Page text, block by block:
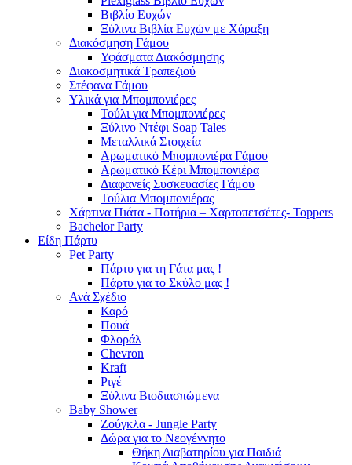
Βιβλίο Ευχών
Ξύλινα Βιβλία Ευχών με Χάραξη
Διακόσμηση Γάμου
Υφάσματα Διακόσμησης
Διακοσμητικά Τραπεζιού
Στέφανα Γάμου
Υλικά για Μπομπονιέρες
Τούλι για Μπομπονιέρες
Ξύλινο Ντέφι Soap Tales
Μεταλλικά Στοιχεία
Αρωματικό Μπομπονιέρα Γάμου
Αρωματικό Κέρι Μπομπονιέρα
Διαφανείς Συσκευασίες Γάμου
Τούλια Μπομπονιέρας
Χάρτινα Πιάτα - Ποτήρια – Χαρτοπετσέτες- Toppers
Bachelor Party
Είδη Πάρτυ
Pet Party
Πάρτυ για τη Γάτα μας !
Πάρτυ για το Σκύλο μας !
Ανά Σχέδιο
Καρό
Πουά
Φλοράλ
Chevron
Kraft
Ριγέ
Ξύλινα Βιοδιασπώμενα
Baby Shower
Ζούγκλα - Jungle Party
Δώρα για το Νεογέννητο
Θήκη Διαβατηρίου για Παιδιά